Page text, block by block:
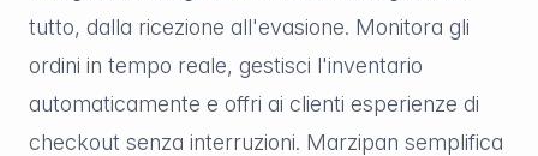
tutto, dalla ricezione all'evasione. Monitora gli
ordini in tempo reale, gestisci l'inventario
automaticamente e offri ai clienti esperienze di
checkout senza interruzioni. Marzipan semplifica